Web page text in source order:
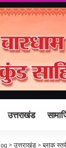
उत्तराखंड
>उत्तराखंड >ब्लाक